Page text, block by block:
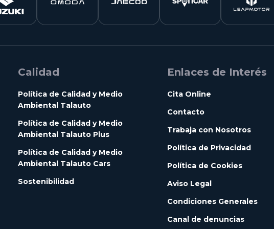
Calidad
Política de Calidad y Medio
Ambiental Talauto
Política de Calidad y Medio
Ambiental Talauto Plus
Política de Calidad y Medio
Ambiental Talauto Cars
Sostenibilidad
Enlaces de Interés
Cita Online
Contacto
Trabaja con Nosotros
Política de Privacidad
Política de Cookies
Aviso Legal
Condiciones Generales
Canal de denuncias